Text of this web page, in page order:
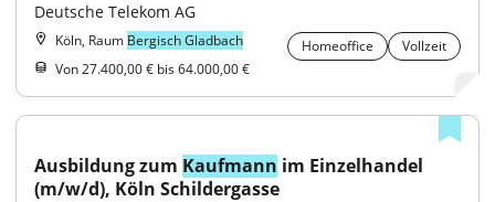
Deutsche Telekom AG
Köln, Raum Bergisch Gladbach Homeoffice
Vollzeit
Von 27.400,00 € bis 64.000,00 €
Ausbildung zum Kaufmann im Einzelhandel
(m/w/d), Köln Schildergasse